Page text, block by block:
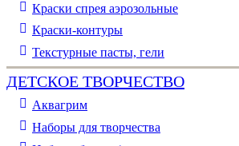
Краски спрея аэрозольные
Краски-контуры
Текстурные пасты, гели
ДЕТСКОЕ ТВОРЧЕСТВО
Аквагрим
Наборы для творчества